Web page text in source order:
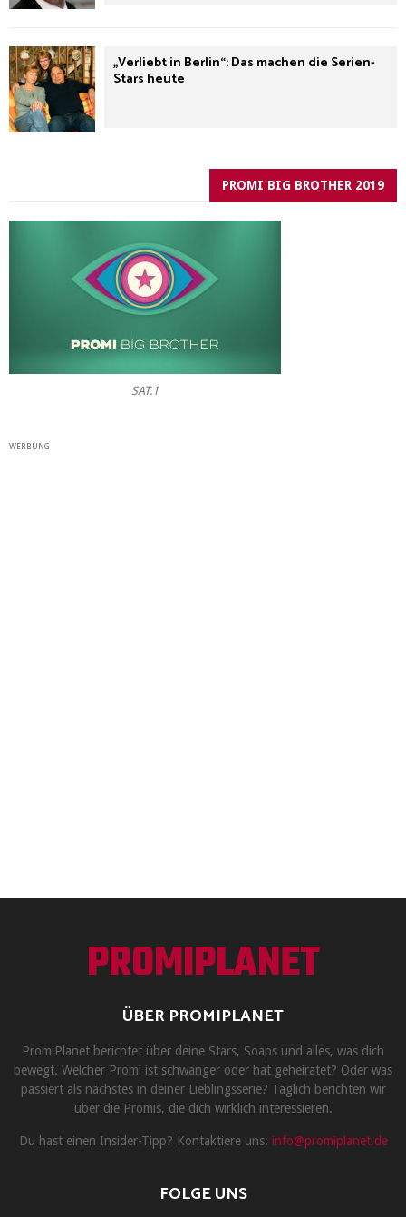
„Verliebt in Berlin“: Das machen die Serien-
Stars heute
PROMI BIG BROTHER 2019
SAT.1
WERBUNG
PROMIPLANET
ÜBER PROMIPLANET
PromiPlanet berichtet über deine Stars, Soaps und alles, was dich
bewegt. Welcher Promi ist schwanger oder hat geheiratet? Oder was
passiert als nächstes in deiner Lieblingsserie? Täglich berichten wir
über die Promis, die dich wirklich interessieren.
Du hast einen Insider-Tipp? Kontaktiere uns: info@promiplanet.de
FOLGE UNS